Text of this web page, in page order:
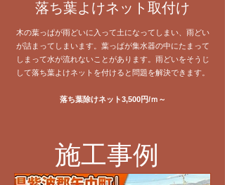
落ち葉よけネット取付け
木の葉っぱが雨どいに入って土になってしまい、雨どい
が詰まってしまいます。葉っぱが集水器の中にたまって
しまって水が流れないことがあります。雨どいをそうじ
して落ち葉よけネットを付けると問題を解決できます。
落ち葉除けネット3,500円/ｍ～
施工事例